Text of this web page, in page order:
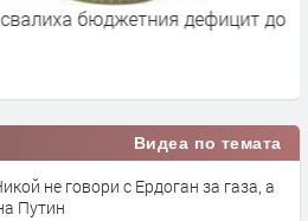
бюджетния дефицит до
Видеа по темата
не говори с Ердоган за газа, а
Путин